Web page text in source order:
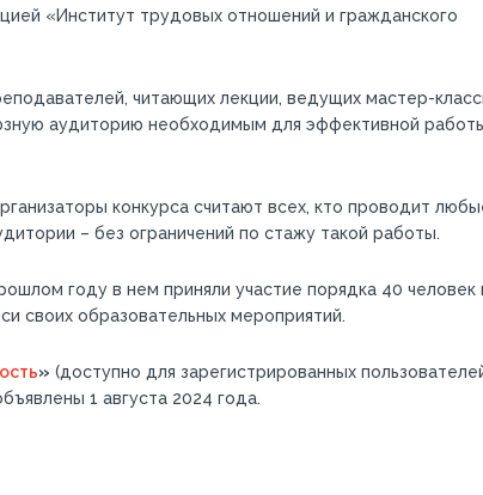
«Институт трудовых отношений и гражданского
читающих лекции, ведущих мастер-
аудиторию необходимым для эффективной
конкурса считают всех, кто проводит
– без ограничений по стажу такой работы.
году в нем приняли участие порядка 40 человек
своих образовательных мероприятий.
» (доступно для зарегистрированных
1 августа 2024 года.